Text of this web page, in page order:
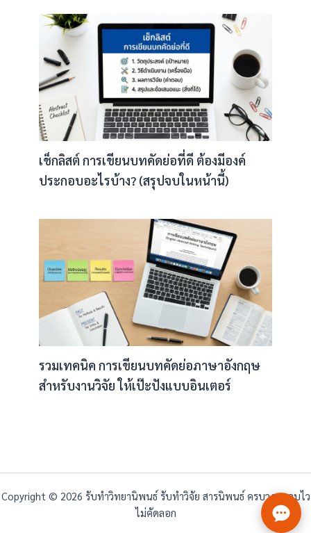
เช็กลิสต์ การเขียนบทคัดย่อที่ดี ต้องมีองค์
ประกอบอะไรบ้าง? (สรุปจบในหน้านี้)
รวมเทคนิค การเขียนบทคัดย่อภาษาอังกฤษ
สำหรับงานวิจัย ให้เป๊ะปังแบบอินเตอร์
Copyright © 2026 รับทำวิทยานิพนธ์ รับทำวิจัย สารนิพนธ์ ครบวงจร จบไว
ไม่คัดลอก